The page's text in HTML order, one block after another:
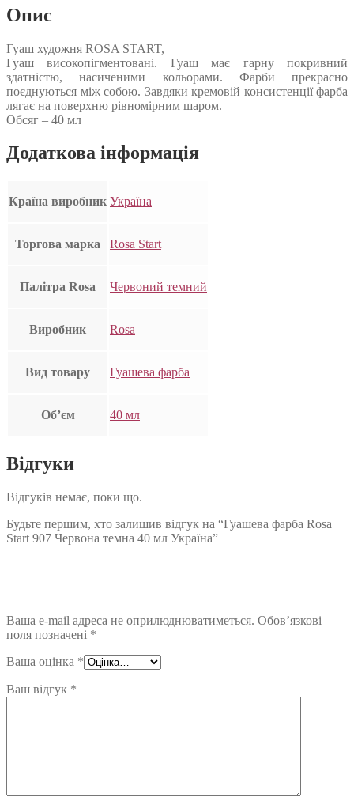
Опис
Гуаш художня ROSA START,
Гуаш високопігментовані. Гуаш має гарну покривний
здатністю, насиченими кольорами. Фарби прекрасно
поєднуються між собою. Завдяки кремовій консистенції фарба
лягає на поверхню рівномірним шаром.
Обсяг – 40 мл
Додаткова інформація
Країна виробник Україна
Торгова марка Rosa Start
Палітра Rosa Червоний темний
Виробник Rosa
Вид товару Гуашева фарба
Об’єм 40 мл
Відгуки
Відгуків немає, поки що.
Будьте першим, хто залишив відгук на “Гуашева фарба Rosa
Start 907 Червона темна 40 мл Україна”
Ваша e-mail адреса не оприлюднюватиметься. Обов’язкові
поля позначені *
Ваша оцінка *
Ваш відгук *